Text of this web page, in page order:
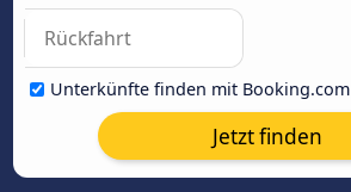
Unterkünfte finden mit Booking.com
Jetzt finden